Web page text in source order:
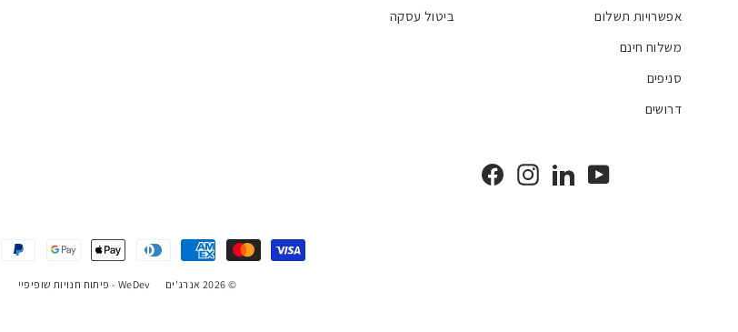
אפשרויות תשלום
משלוח חינם
סניפים
דרושים
ביטול עסקה
InstagramLinkedInYouTube
© 2026 אנרג'ים WeDev - פיתוח חנויות שופיפיי